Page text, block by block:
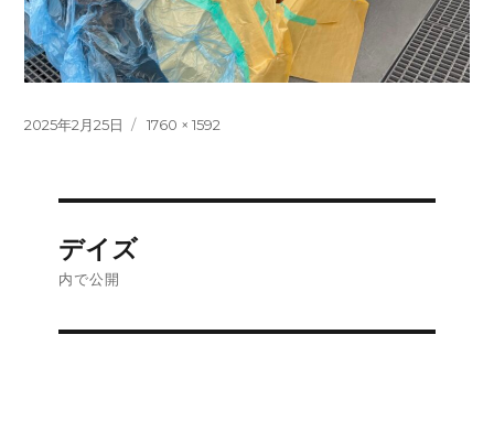
投
2025年2月25日
フ
1760 × 1592
稿
デイズ
内で公開